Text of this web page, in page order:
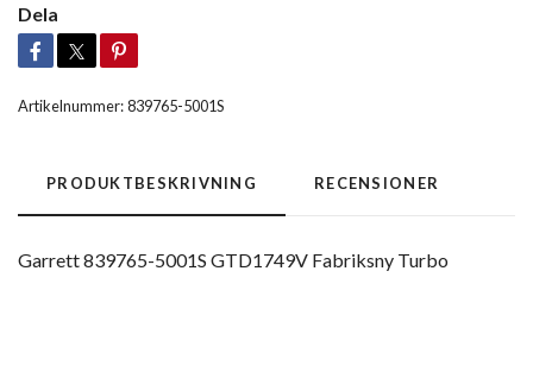
Dela
Artikelnummer:839765-5001S
PRODUKTBESKRIVNING RECENSIONER
Garrett 839765-5001S GTD1749V Fabriksny Turbo